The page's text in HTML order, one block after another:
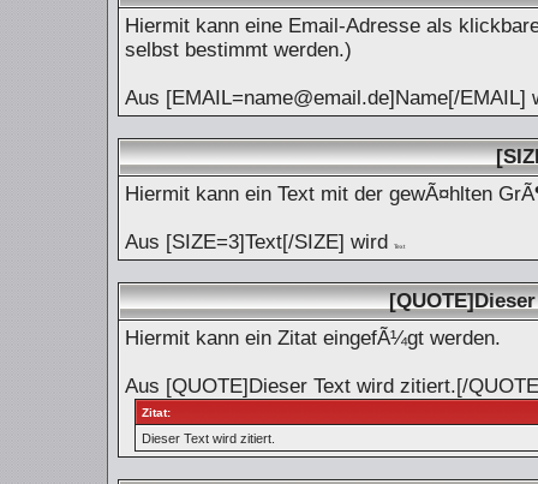
Hiermit kann eine Email-Adresse als
selbst bestimmt werden.)
Aus [EMAIL=name@email.de]Name[/EMAIL]
Hiermit kann ein Text mit der gewÃ¤hlten
Aus [SIZE=3]Text[/SIZE] wird Text
Hiermit kann ein Zitat eingefÃ¼gt werden.
Aus [QUOTE]Dieser Text wird zitiert.[/
Zitat:
Dieser Text wird zitiert.